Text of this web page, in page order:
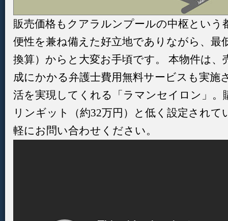
販売価格もクアラルンプールの中枢という
便性を兼ね備えた好立地でありながら、最
換算）からと大変お手頃です。 本物件は、
成にかかる弁護士費用無料サービスも実施
活を実現してくれる「ラマンセイロン」。
リンギット（約32万円）と低く設定され
軽にお問い合わせください。